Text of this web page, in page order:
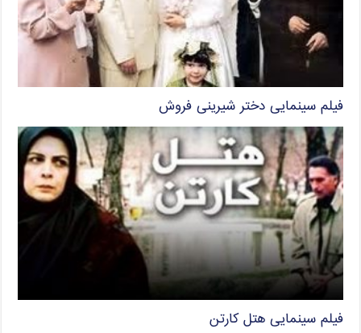
فیلم سینمایی دختر شیرینی فروش
فیلم سینمایی هتل کارتن